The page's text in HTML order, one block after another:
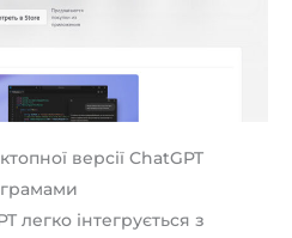
версії ChatGPT
легко інтегрується з